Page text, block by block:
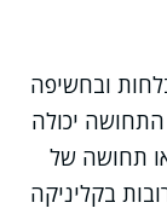
ובחשיפה
התחושה יכולה
תחושה של
בקליניקה